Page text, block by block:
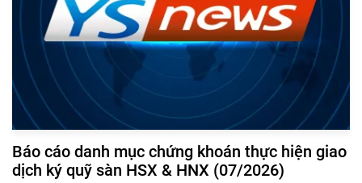
Báo cáo danh mục chứng khoán thực hiện giao
dịch ký quỹ sàn HSX & HNX (07/2026)